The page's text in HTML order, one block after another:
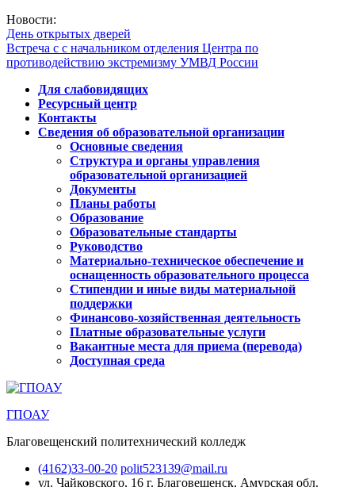
Новости:
День открытых дверей
Встреча с с начальником отделения Центра по
противодействию экстремизму УМВД России
Для слабовидящих
Ресурсный центр
Контакты
Сведения об образовательной организации
Основные сведения
Структура и органы управления
образовательной организацией
Документы
Планы работы
Образование
Образовательные стандарты
Руководство
Материально-техническое обеспечение и
оснащенность образовательного процесса
Стипендии и иные виды материальной
поддержки
Финансово-хозяйственная деятельность
Платные образовательные услуги
Вакантные места для приема (перевода)
Доступная среда
ГПОАУ
Благовещенский политехнический колледж
(4162)33-00-20 polit523139@mail.ru
ул. Чайковского, 16 г. Благовещенск, Амурская обл.